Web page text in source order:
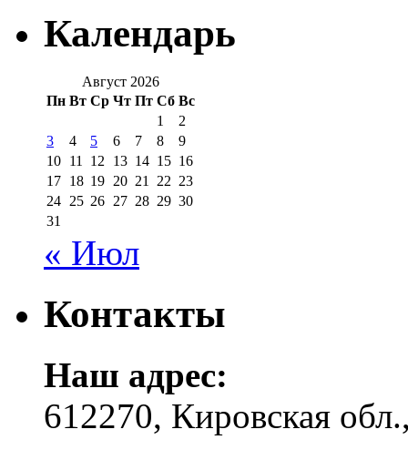
Календарь
Август 2026
Пн Вт Ср Чт Пт Сб Вс
1
2
3
4 5 6 7 8
9
10 11 12 13 14 15 16
17 18 19 20 21 22 23
24 25 26 27 28 29 30
31
« Июл
Контакты
Наш адрес:
612270, Кировская